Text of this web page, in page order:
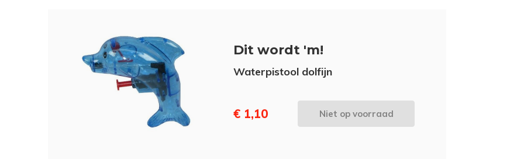
Dit wordt 'm!
Waterpistool dolfijn
€ 1,10 Niet op voorraad